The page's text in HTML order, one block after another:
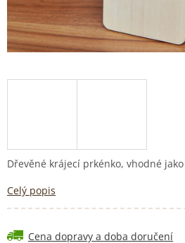
Dřevěné krájecí prkénko, vhodné
Celý popis
Cena dopravy a doba doručení